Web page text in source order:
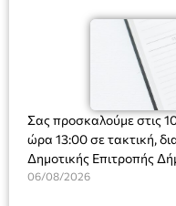
Σας προσκαλούμε στις
ώρα 13:00 σε τακτική,
Δημοτικής Επιτροπής
στο Δημοτικό
06/08/2026